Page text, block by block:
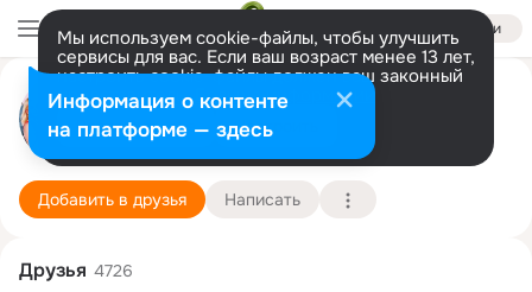
Войти
Мы используем cookie-файлы, чтобы улучшить
сервисы для вас. Если ваш возраст менее 13 лет,
настроить cookie-файлы должен ваш законный
представитель. Больше информации
Разрешить все Настроить
Luisa Event Berlin
Берлин 9 ноября (50 лет)
Добавить в друзья Написать
Друзья 4726
Информация о контенте
на платформе — здесь